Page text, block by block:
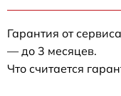
Гарантия от
— до 3 месяцев.
Что считается